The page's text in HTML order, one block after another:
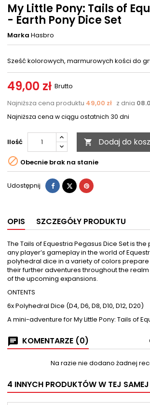
My Little Pony: Tails of
- Earth Pony Dice Set
Marka Hasbro
Sześć kolorowych, marmurowych kości do
49,00 zł Brutto
Najniższa cena produktu 49,00 zł z dnia
Najniższa cena w ciągu ostatnich 30 dni
Ilość  Dodaj do
 Obecnie brak na stanie
Udostępnij Udostępnij
TweetujPinterest
OPIS SZCZEGÓŁY PRODUKTU
The Tails of Equestria Pegasus Dice Set is
any player’s gameplay in the world of
polyhedral dice in a variety of colors
their further adventures throughout the
of the upcoming expansions.
ONTENTS
6x Polyhedral Dice (D4, D6, D8, D10, D12, D20)
A mini-adventure for My Little Pony: Tails of
KOMENTARZE (0)
Na razie nie dodano żadnej
4 INNYCH PRODUKTÓW W TEJ